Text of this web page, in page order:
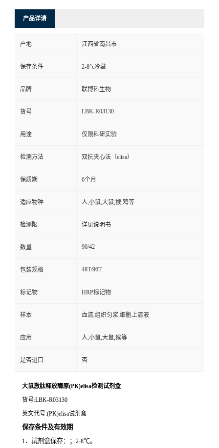
产品详请
产地 江西省南昌市
保存条件 2-8°c冷藏
品牌 联博科生物
货号 LBK-R03130
用途 仅限科研实验
检测方法 双抗夹心法（elisa）
保质期 6个月
适应物种 人,小鼠,大鼠,猴,鸡等
检测限 详见说明书
数量 90/42
包装规格 48T/96T
标记物 HRP标记物
样本 血清,组织匀浆,细胞上清液
应用 人,小鼠,大鼠,猴等
是否进口 否
大鼠激肽释放酶原(PK)elisa检测试剂盒
货号:LBK-R03130
英文代号:(PK)elisa试剂盒
保存条件及有效期
1．试剂盒保存：； 2-8℃。